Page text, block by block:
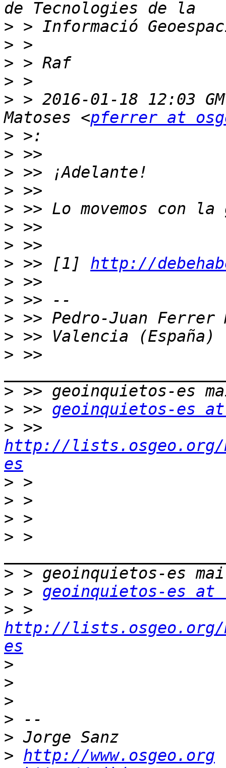
>
>
>
>
> > 2016-01-18 12:03
Matoses <pferrer at
>
>
>
>
>
>
>
> >> [1] http://
>
>
>
>
> >>
>
> >> geoinquietos-es
>
http://lists.osgeo.org/
es
>
>
>
> >
>
> > geoinquietos-es
>
http://lists.osgeo.org/
es
>
>
>
>
>
> http://www.osgeo.org